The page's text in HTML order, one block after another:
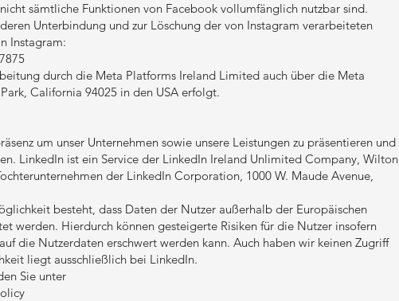
sämtliche Funktionen von Facebook vollumfänglich nutzbar sind.
Unterbindung und zur Löschung der von Instagram verarbeiteten
Instagram:
durch die Meta Platforms Ireland Limited auch über die Meta
California 94025 in den USA erfolgt.
um unser Unternehmen sowie unsere Leistungen zu präsentieren und
LinkedIn ist ein Service der LinkedIn Ireland Unlimited Company, Wilton
der LinkedIn Corporation, 1000 W. Maude Avenue,
besteht, dass Daten der Nutzer außerhalb der Europäischen
werden. Hierdurch können gesteigerte Risiken für die Nutzer insofern
die Nutzerdaten erschwert werden kann. Auch haben wir keinen Zugriff
liegt ausschließlich bei LinkedIn.
Sie unter